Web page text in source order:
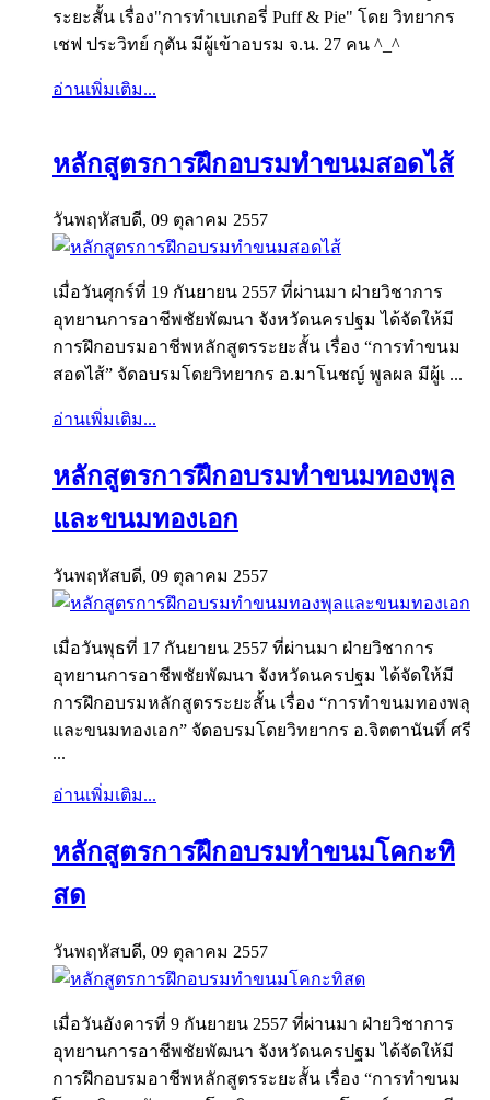
ระยะสั้น เรื่อง"การทำเบเกอรี่ Puff & Pie" โดย วิทยากร
เชฟ ประวิทย์ กุตัน มีผู้เข้าอบรม จ.น. 27 คน ^_^
อ่านเพิ่มเติม...
หลักสูตรการฝึกอบรมทำขนมสอดไส้
วันพฤหัสบดี, 09 ตุลาคม 2557
เมื่อวันศุกร์ที่ 19 กันยายน 2557 ที่ผ่านมา ฝ่ายวิชาการ
อุทยานการอาชีพชัยพัฒนา จังหวัดนครปฐม ได้จัดให้มี
การฝึกอบรมอาชีพหลักสูตรระยะสั้น เรื่อง “การทำขนม
สอดไส้” จัดอบรมโดยวิทยากร อ.มาโนชญ์ พูลผล มีผู้เ ...
อ่านเพิ่มเติม...
หลักสูตรการฝึกอบรมทำขนมทองพุล
และขนมทองเอก
วันพฤหัสบดี, 09 ตุลาคม 2557
เมื่อวันพุธที่ 17 กันยายน 2557 ที่ผ่านมา ฝ่ายวิชาการ
อุทยานการอาชีพชัยพัฒนา จังหวัดนครปฐม ได้จัดให้มี
การฝึกอบรมหลักสูตรระยะสั้น เรื่อง “การทำขนมทองพลุ
และขนมทองเอก” จัดอบรมโดยวิทยากร อ.จิตตานันทิ์ ศรี
...
อ่านเพิ่มเติม...
หลักสูตรการฝึกอบรมทำขนมโคกะทิ
สด
วันพฤหัสบดี, 09 ตุลาคม 2557
เมื่อวันอังคารที่ 9 กันยายน 2557 ที่ผ่านมา ฝ่ายวิชาการ
อุทยานการอาชีพชัยพัฒนา จังหวัดนครปฐม ได้จัดให้มี
การฝึกอบรมอาชีพหลักสูตรระยะสั้น เรื่อง “การทำขนม